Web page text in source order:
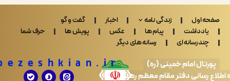
اول زندگی نامه اخبار
گفت و گو
پیام ها عکس پویش ها
حرف شما
ای
رسانه های دیگر
امام خمینی (ره)
رسانی دفتر مقام معظم رهبری
Drpezeshkian.ir